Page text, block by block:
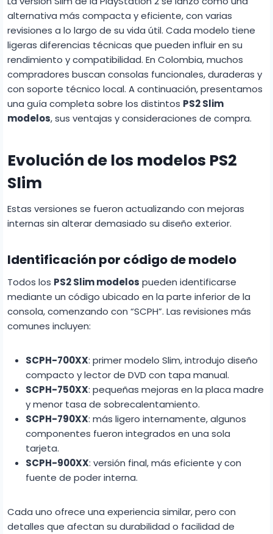
alternativa más compacta y eficiente, con varias
revisiones a lo largo de su vida útil. Cada modelo tiene
ligeras diferencias técnicas que pueden influir en su
rendimiento y compatibilidad. En Colombia, muchos
compradores buscan consolas funcionales, duraderas y
con soporte técnico local. A continuación, presentamos
una guía completa sobre los distintos PS2 Slim
modelos, sus ventajas y consideraciones de compra.
Evolución de los modelos PS2
Slim
Estas versiones se fueron actualizando con mejoras
internas sin alterar demasiado su diseño exterior.
Identificación por código de modelo
Todos los PS2 Slim modelos pueden identificarse
mediante un código ubicado en la parte inferior de la
consola, comenzando con “SCPH”. Las revisiones más
comunes incluyen:
SCPH-700XX: primer modelo Slim, introdujo diseño
compacto y lector de DVD con tapa manual.
SCPH-750XX: pequeñas mejoras en la placa madre
y menor tasa de sobrecalentamiento.
SCPH-790XX: más ligero internamente, algunos
componentes fueron integrados en una sola
tarjeta.
SCPH-900XX: versión final, más eficiente y con
fuente de poder interna.
Cada uno ofrece una experiencia similar, pero con
detalles que afectan su durabilidad o facilidad de